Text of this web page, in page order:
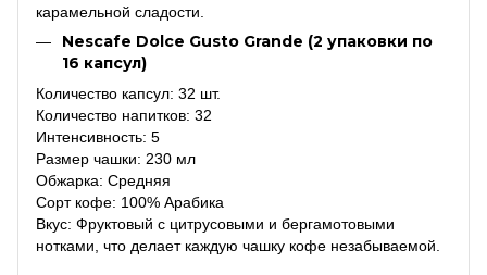
карамельной сладости.
Nescafe Dolce Gusto Grande (2 упаковки по
16 капсул)
Количество капсул: 32 шт.
Количество напитков: 32
Интенсивность: 5
Размер чашки: 230 мл
Обжарка: Средняя
Сорт кофе: 100% Арабика
Вкус: Фруктовый с цитрусовыми и бергамотовыми
нотками, что делает каждую чашку кофе незабываемой.